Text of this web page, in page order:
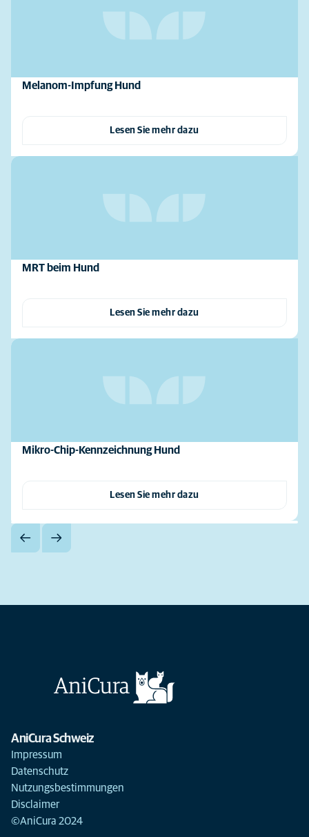
Melanom-Impfung Hund
Lesen Sie mehr dazu
MRT beim Hund
Lesen Sie mehr dazu
Mikro-Chip-Kennzeichnung Hund
Lesen Sie mehr dazu
AniCura Schweiz
Impressum
Datenschutz
Nutzungsbestimmungen
Disclaimer
©AniCura 2024